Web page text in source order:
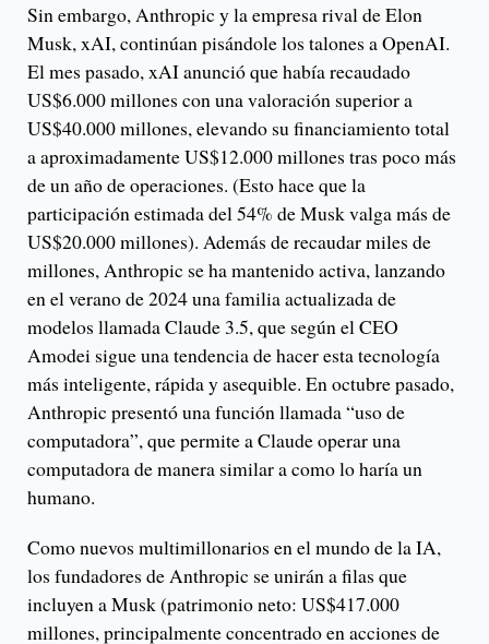
Sin embargo, Anthropic y la empresa rival de Elon
Musk, xAI, continúan pisándole los talones a OpenAI.
El mes pasado, xAI anunció que había recaudado
US$6.000 millones con una valoración superior a
US$40.000 millones, elevando su financiamiento total
a aproximadamente US$12.000 millones tras poco más
de un año de operaciones. (Esto hace que la
participación estimada del 54% de Musk valga más de
US$20.000 millones). Además de recaudar miles de
millones, Anthropic se ha mantenido activa, lanzando
en el verano de 2024 una familia actualizada de
modelos llamada Claude 3.5, que según el CEO
Amodei sigue una tendencia de hacer esta tecnología
más inteligente, rápida y asequible. En octubre pasado,
Anthropic presentó una función llamada “uso de
computadora”, que permite a Claude operar una
computadora de manera similar a como lo haría un
humano.
Como nuevos multimillonarios en el mundo de la IA,
los fundadores de Anthropic se unirán a filas que
incluyen a Musk (patrimonio neto: US$417.000
millones, principalmente concentrado en acciones de